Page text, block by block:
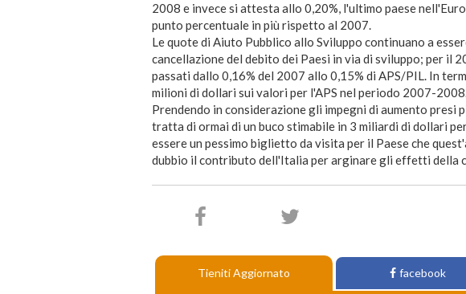
2008 e invece si attesta allo 0,20%, l'ultimo paese
punto percentuale in più rispetto al 2007.
Le quote di Aiuto Pubblico allo Sviluppo continuano a
cancellazione del debito dei Paesi in via di sviluppo; per il
passati dallo 0,16% del 2007 allo 0,15% di APS/PIL. In
milioni di dollari sui valori per l'APS nel periodo 2007-
Prendendo in considerazione gli impegni di aumento presi
tratta di ormai di un buco stimabile in 3 miliardi di dollari
essere un pessimo biglietto da visita per il Paese che
dubbio il contributo dell'Italia per arginare gli effetti della
Tieniti Aggiornato facebook